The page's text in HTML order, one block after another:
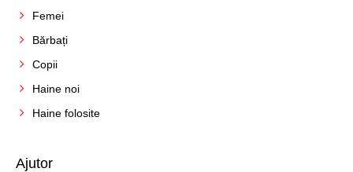
Femei
Bărbați
Copii
Haine noi
Haine folosite
Ajutor